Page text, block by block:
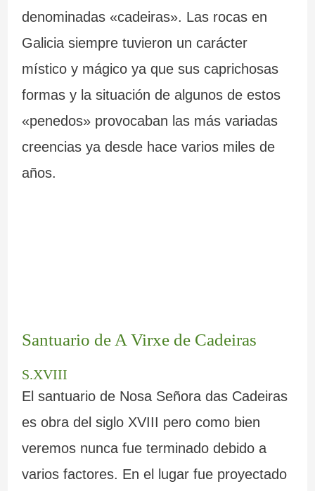
denominadas «cadeiras». Las rocas en
Galicia siempre tuvieron un carácter
místico y mágico ya que sus caprichosas
formas y la situación de algunos de estos
«penedos» provocaban las más variadas
creencias ya desde hace varios miles de
años.
Santuario de A Virxe de Cadeiras
S.XVIII
El santuario de Nosa Señora das Cadeiras
es obra del siglo XVIII pero como bien
veremos nunca fue terminado debido a
varios factores. En el lugar fue proyectado